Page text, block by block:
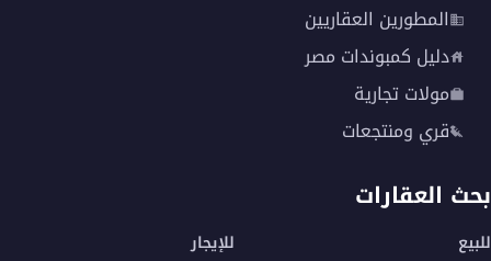
المطورين العقاريين
دليل كمبوندات مصر
مولات تجارية
قري ومنتجعات
بحث العقارات
للبيع للإيجار